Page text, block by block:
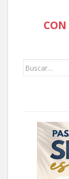
Buscar: